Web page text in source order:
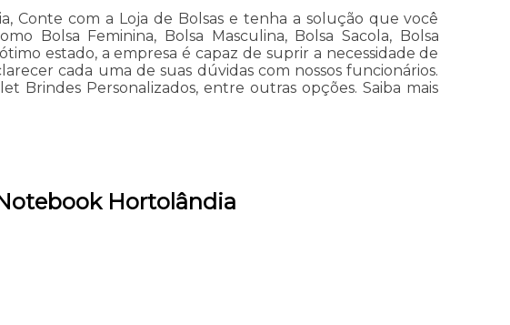
Conte com a Loja de Bolsas e tenha a solução que você
Bolsa Feminina, Bolsa Masculina, Bolsa Sacola, Bolsa
estado, a empresa é capaz de suprir a necessidade de
cada uma de suas dúvidas com nossos funcionários.
Personalizados, entre outras opções. Saiba mais
Hortolândia